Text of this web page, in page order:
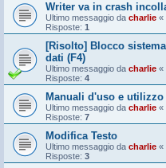
Writer va in crash
Ultimo messaggio da charlie «
Risposte: 1
[Risolto] Blocco
dati (F4)
Ultimo messaggio da charlie «
Risposte: 4
Manuali d'uso e utilizzo
Ultimo messaggio da charlie «
Risposte: 7
Modifica Testo
Ultimo messaggio da charlie «
Risposte: 3